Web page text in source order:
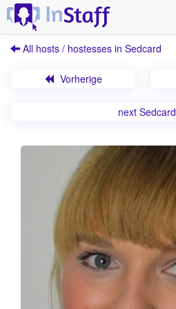
All hosts / hostesses in Sedcard
Vorherige
next Sedcard